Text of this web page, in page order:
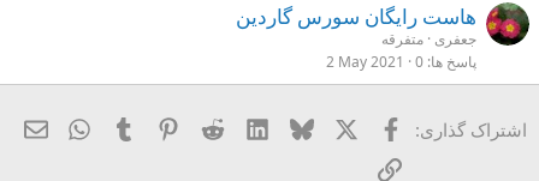
هاست رایگان سورس گاردین
جعفری متفرقه
پاسخ ها 0
2 May 2021
اشتراک گذاری: فیسبوک Bluesky
LinkedIn
Reddit
Pinterest
Tumblr
لینک